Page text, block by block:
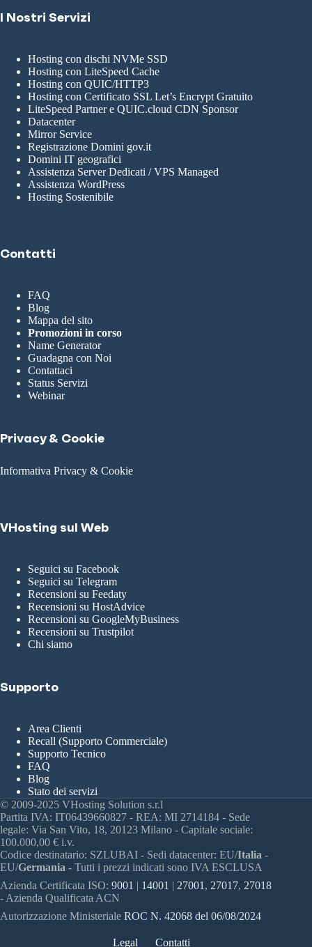
I Nostri Servizi
Hosting con dischi NVMe SSD
Hosting con LiteSpeed Cache
Hosting con QUIC/HTTP3
Hosting con Certificato SSL Let’s Encrypt Gratuito
LiteSpeed Partner e QUIC.cloud CDN Sponsor
Datacenter
Mirror Service
Registrazione Domini gov.it
Domini IT geografici
Assistenza Server Dedicati / VPS Managed
Assistenza WordPress
Hosting Sostenibile
Contatti
FAQ
Blog
Mappa del sito
Promozioni in corso
Name Generator
Guadagna con Noi
Contattaci
Status Servizi
Webinar
Privacy & Cookie
Informativa Privacy & Cookie
VHosting sul Web
Seguici su Facebook
Seguici su Telegram
Recensioni su Feedaty
Recensioni su HostAdvice
Recensioni su GoogleMyBusiness
Recensioni su Trustpilot
Chi siamo
Supporto
Area Clienti
Recall (Supporto Commerciale)
Supporto Tecnico
FAQ
Blog
Stato dei servizi
© 2009-2025 VHosting Solution s.r.l
Partita IVA: IT06439660827 - REA: MI 2714184 - Sede
legale: Via San Vito, 18, 20123 Milano - Capitale sociale:
100.000,00 € i.v.
Codice destinatario: SZLUBAI - Sedi datacenter: EU/Italia -
EU/Germania - Tutti i prezzi indicati sono IVA ESCLUSA
Azienda Certificata ISO: 9001 | 14001 | 27001 , 27017, 27018
- Azienda Qualificata ACN
Autorizzazione Ministeriale ROC N. 42068 del 06/08/2024
Legal Contatti